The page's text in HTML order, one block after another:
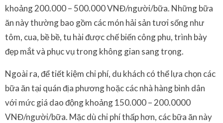
khoảng 200.000 – 500.000 VNĐ/người/bữa. Những bữa
ăn này thường bao gồm các món hải sản tươi sống như
tôm, cua, bề bề, tu hài được chế biến công phu, trình bày
đẹp mắt và phục vụ trong không gian sang trọng.
Ngoài ra, để tiết kiệm chi phí, du khách có thể lựa chọn các
bữa ăn tại quán địa phương hoặc các nhà hàng bình dân
với mức giá dao động khoảng 150.000 – 200.0000
VNĐ/người/bữa. Mặc dù chi phí thấp hơn, các bữa ăn này